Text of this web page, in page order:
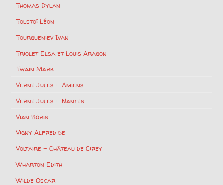
Thomas Dylan
Tolstoï Léon
Tourgueniev Ivan
Triolet Elsa et Louis Aragon
Twain Mark
Verne Jules – Amiens
Verne Jules – Nantes
Vian Boris
Vigny Alfred de
Voltaire – Château de Cirey
Wharton Edith
Wilde Oscar